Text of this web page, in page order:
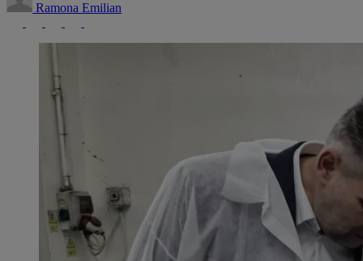
Ramona Emilian